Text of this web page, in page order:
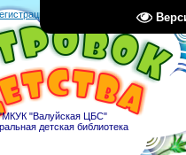
"Валуйская ЦБС"
детская библиотека